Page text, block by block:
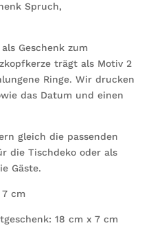
Spruch,
Geschenk zum
trägt als Motiv 2
Ringe. Wir drucken
das Datum und einen
gleich die passenden
die Tischdeko oder als
Gäste.
7 cm
18 cm x 7 cm